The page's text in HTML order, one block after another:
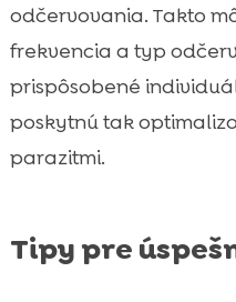
odčervovania. Takto
frekvencia a typ
prispôsobené
poskytnú tak
parazitmi.
Tipy pre